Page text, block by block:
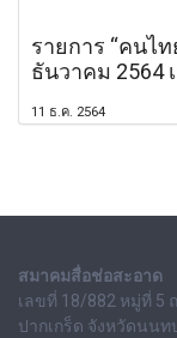
รายการ “คนไ
ธันวาคม 2564
11 ธ.ค. 2564
สมาคมสื่อช่อสะอาด
เลขที่ 18/882 หมู่ที่ 5
ปากเกร็ด จังหวัดนนท